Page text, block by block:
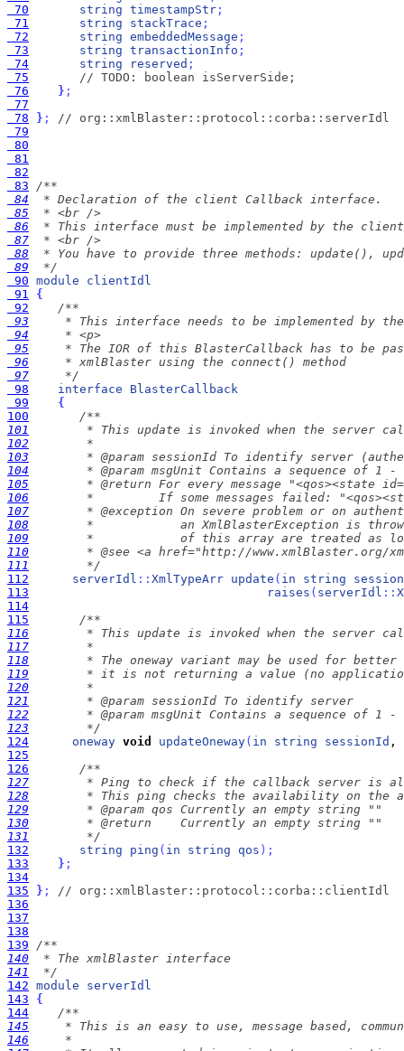
70
string timestampStr ;
71
string stackTrace ;
72
string embeddedMessage ;
73
string transactionInfo ;
74
string reserved ;
75
// TODO: boolean isServerSide;
76
} ;
77
78
} ;
// org::xmlBlaster::protocol::corba::serverIdl
79
80
81
82
83
84
85
86
87
88
89
  */
90 module
clientIdl
91
{
92
93
94
95
96
97
     */
98
interface
BlasterCallback
99
{
100
101
102
103
104
105
106
107
108
109
110
111
        */
112
serverIdl : : XmlTypeArr update ( in string
113
raises ( serverIdl : :
114
115
116
117
118
119
120
121
122
123
        */
124
oneway void updateOneway( in string sessionId ,
125
126
127
128
129
130
131
        */
132
string ping ( in string qos ) ;
133
} ;
134
135
} ;
// org::xmlBlaster::protocol::corba::clientIdl
136
137
138
139
140
141
  */
142 module
serverIdl
143
{
144
145
146